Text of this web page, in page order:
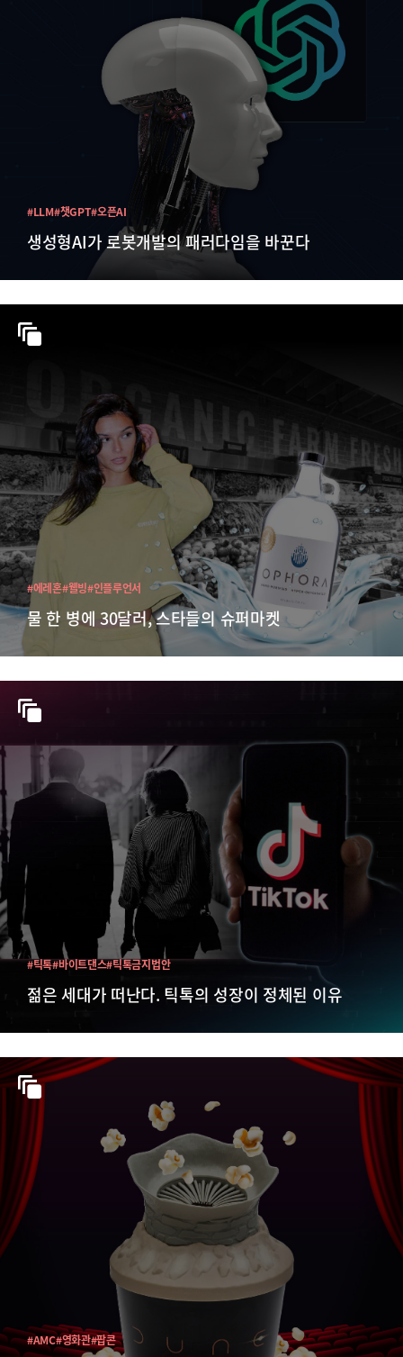
생성형AI가 로봇개발의 패러다임을 바꾼다
#LLM#챗GPT#오픈AI
물 한 병에 30달러, 스타들의 슈퍼마켓
#에레혼#웰빙#인플루언서
젊은 세대가 떠난다. 틱톡의 성장이 정체된 이유
#틱톡#바이트댄스#틱톡금지법안
#AMC#영화관#팝콘